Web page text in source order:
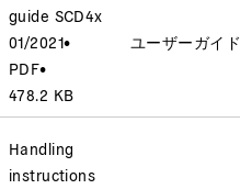
guide SCD4x
01/2021•
PDF•
478.2 KB
ユーザーガイド
Handling
instructions